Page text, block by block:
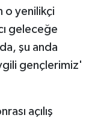
o yenilikçi
geleceğe
şu anda
gençlerimiz'
açılış